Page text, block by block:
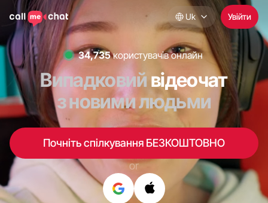
Uk Увійти
35,253користувачів онлайн
Випадковий відеочат
з новими людьми
Почніть спілкування БЕЗКОШТОВНО
or